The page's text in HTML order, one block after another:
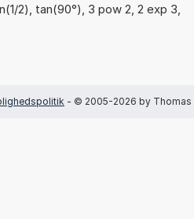
2), tan(90°), 3 pow 2, 2 exp 3,
- © 2005-2026 by Thomas